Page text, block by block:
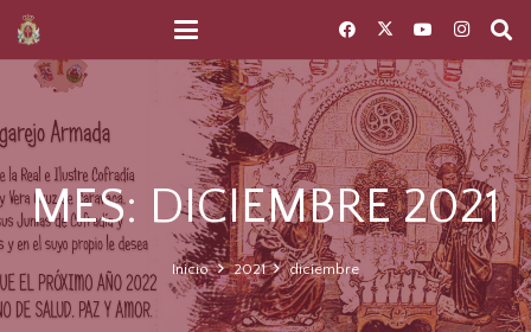
MES: DICIEMBRE 2021
Inicio 2021 diciembre